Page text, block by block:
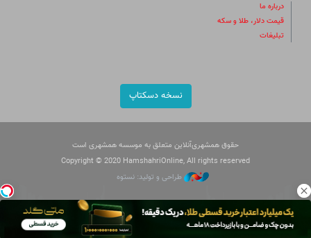
درباره ما
قیمت دلار، طلا و سکه
تبلیغات
نسخه دسکتاپ
حقوق همشهری‌آنلاین متعلق به موسسه همشهری است
Copyright © 2020 HamshahriOnline, All rights reserved
طراحی و تولید: نستوه